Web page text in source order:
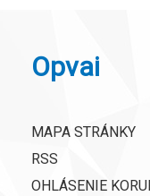
Opvai
MAPA STRÁNKY
RSS
OHLÁSENIE